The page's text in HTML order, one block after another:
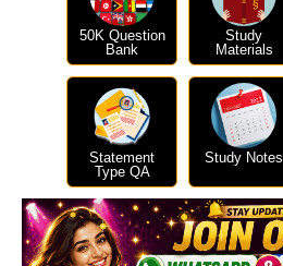
50K Question
Bank
Study
Materials
Statement
Type QA
Study Notes